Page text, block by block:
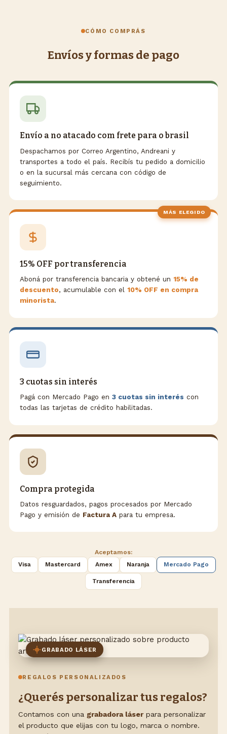
CÓMO COMPRÁS
Envíos y formas de pago
Envío a no atacado com frete para o brasil
Despachamos por Correo Argentino, Andreani y
transportes a todo el país. Recibís tu pedido a domicilio
o en la sucursal más cercana con código de
seguimiento.
MÁS ELEGIDO
15% OFF por transferencia
Aboná por transferencia bancaria y obtené un 15% de
descuento, acumulable con el 10% OFF en compra
minorista.
3 cuotas sin interés
Pagá con Mercado Pago en 3 cuotas sin interés con
todas las tarjetas de crédito habilitadas.
Compra protegida
Datos resguardados, pagos procesados por Mercado
Pago y emisión de Factura Apara tu empresa.
Aceptamos:
Visa Mastercard Amex Naranja Mercado Pago
Transferencia
GRABADO LÁSER
REGALOS PERSONALIZADOS
¿Querés personalizar tus regalos?
Contamos con una grabadora láserpara personalizar
el producto que elijas con tu logo, marca o nombre.